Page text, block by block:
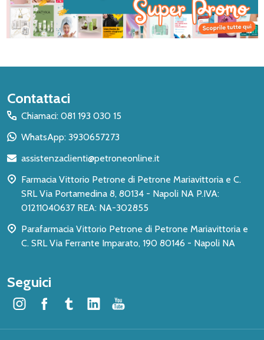
Inizio
del
piè
pagina
Contattaci
Chiamaci: 081 193 030 15
WhatsApp: 3930657273
assistenzaclienti@petroneonline.it
Farmacia Vittorio Petrone di Petrone Mariavittoria e C.
SRL Via Portamedina 8, 80134 - Napoli NA P.IVA:
01211040637 REA: NA-302855
Parafarmacia Vittorio Petrone di Petrone Mariavittoria e
C. SRL Via Ferrante Imparato, 190 80146 - Napoli NA
Seguici